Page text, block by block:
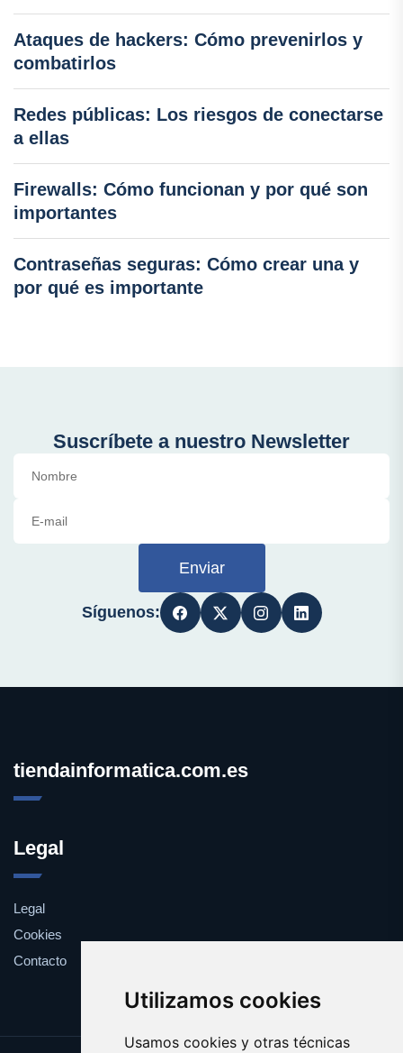
Utilizamos cookies
Usamos cookies y otras técnicas
Ataques de hackers: Cómo prevenirlos y
combatirlos
Redes públicas: Los riesgos de conectarse
a ellas
Firewalls: Cómo funcionan y por qué son
importantes
Contraseñas seguras: Cómo crear una y
por qué es importante
Suscríbete a nuestro Newsletter
Enviar
Síguenos:
tiendainformatica.com.es
Legal
Legal
Cookies
Contacto